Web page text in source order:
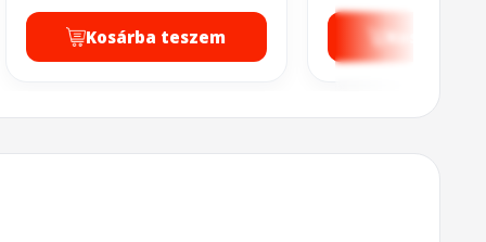
Kosárba teszem Kosárba